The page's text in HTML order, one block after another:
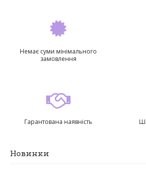
Немає суми мінімального
замовлення
Гарантована наявність
Новинки